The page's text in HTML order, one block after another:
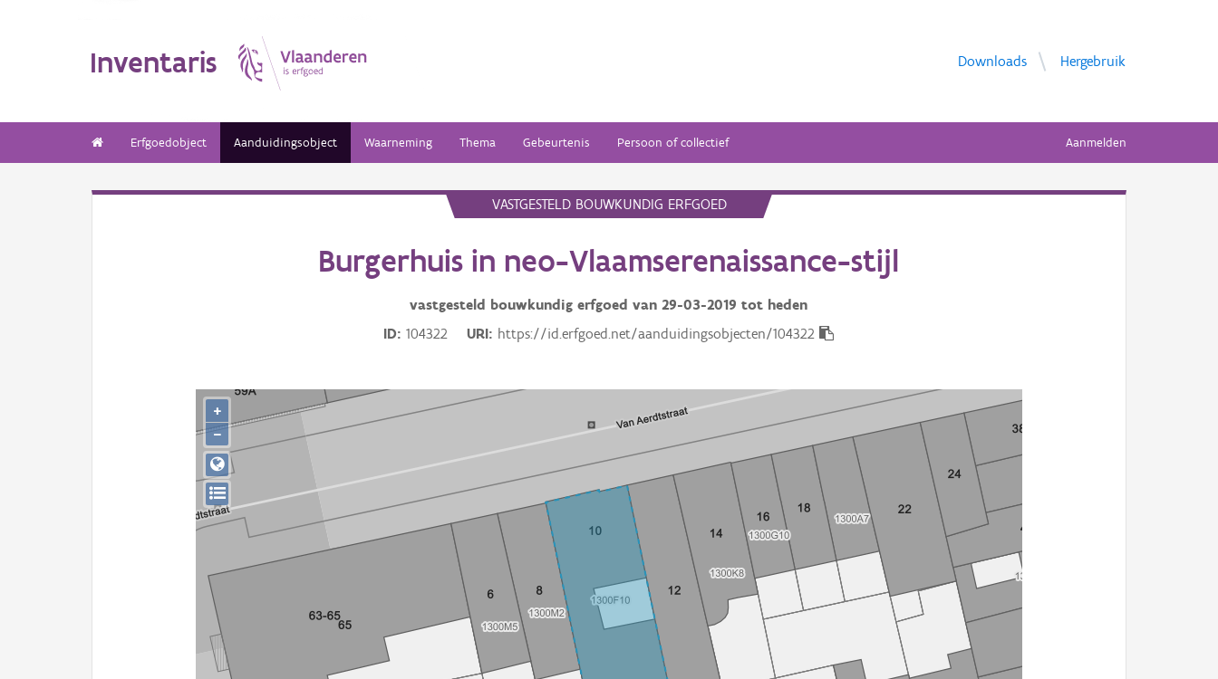
Inventaris Downloads Hergebruik
Erfgoedobject Aanduidingsobject Waarneming Thema Gebeurtenis Persoon of collectief Aanmelden
VASTGESTELD BOUWKUNDIG ERFGOED
Burgerhuis in neo-Vlaamserenaissance-stijl
vastgesteld bouwkundig erfgoed van29-03-2019 tot heden
ID
104322 URI https://id.erfgoed.net/aanduidingsobjecten/104322
+
−